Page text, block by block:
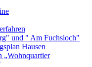
und " Am Fuchsloch"
Hausen
„Wohnquartier